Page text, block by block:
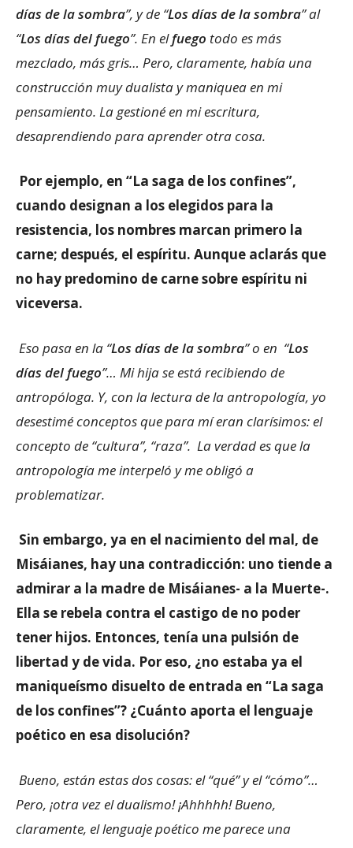
días de la sombra”, y de “Los días de la sombra” al
“Los días del fuego”. En elfuego todo es más
mezclado, más gris… Pero, claramente, había una
construcción muy dualista y maniquea en mi
pensamiento. La gestioné en mi escritura,
desaprendiendo para aprender otra cosa.
Por ejemplo, en “La saga de los confines”,
cuando designan a los elegidos para la
resistencia, los nombres marcan primero la
carne; después, el espíritu. Aunque aclarás que
no hay predomino de carne sobre espíritu ni
viceversa.
Eso pasa en la “Los días de la sombra” o en “Los
días del fuego”… Mi hija se está recibiendo de
antropóloga. Y, con la lectura de la antropología, yo
desestimé conceptos que para mí eran clarísimos: el
concepto de “cultura”, “raza”. La verdad es que la
antropología me interpeló y me obligó a
problematizar.
Sin embargo, ya en el nacimiento del mal, de
Misáianes, hay una contradicción: uno tiende a
admirar a la madre de Misáianes- a la Muerte-.
Ella se rebela contra el castigo de no poder
tener hijos. Entonces, tenía una pulsión de
libertad y de vida. Por eso, ¿no estaba ya el
maniqueísmo disuelto de entrada en “La saga
de los confines”? ¿Cuánto aporta el lenguaje
poético en esa disolución?
Bueno, están estas dos cosas: el “qué” y el “cómo”…
Pero, ¡otra vez el dualismo! ¡Ahhhhh! Bueno,
claramente, el lenguaje poético me parece una